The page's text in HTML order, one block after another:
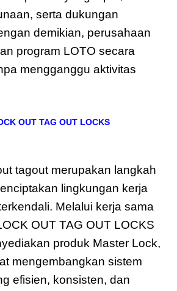
serta dukungan
demikian, perusahaan
program LOTO secara
mengganggu aktivitas
OUT TAG OUT LOCKS
tagout merupakan langkah
lingkungan kerja
Melalui kerja sama
OUT TAG OUT LOCKS
produk Master Lock,
mengembangkan sistem
efisien, konsisten, dan